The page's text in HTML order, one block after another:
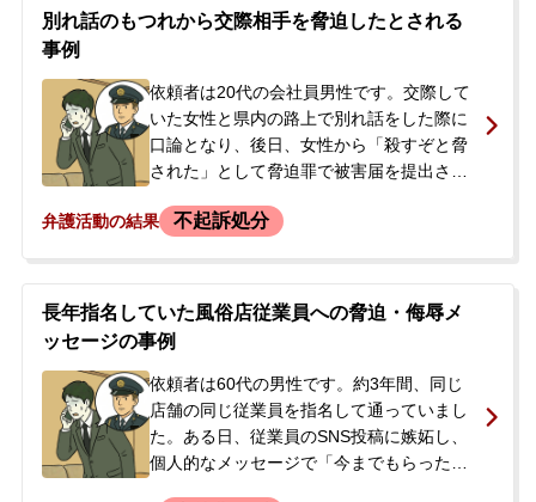
せられたりしていました。最近では、新た
な動画撮影の交渉役になるよう依頼され、
ち切りたい、刑事事件化を避けたいとの思
いでご相談に来られました。
別れ話のもつれから交際相手を脅迫したとされる
事例
依頼者は20代の会社員男性です。交際して
いた女性と県内の路上で別れ話をした際に
口論となり、後日、女性から「殺すぞと脅
された」として脅迫罪で被害届を提出され
ました。警察署での事情聴取後、事件は検
談の打診のような連絡があり、被害者側も
示談を望んでいる状況であることを踏ま
え、正式に弁護を依頼されました。
弁護活動の結果 不起訴処分
長年指名していた風俗店従業員への脅迫・侮辱メ
ッセージの事例
依頼者は60代の男性です。約3年間、同じ
店舗の同じ従業員を指名して通っていまし
た。ある日、従業員のSNS投稿に嫉妬し、
個人的なメッセージで「今までもらったプ